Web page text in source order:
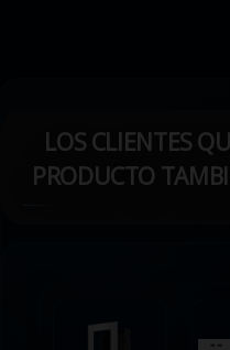
LOS CLIENTES
PRODUCTO